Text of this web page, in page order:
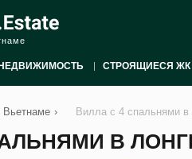
НЕДВИЖИМОСТЬ СТРОЯЩИЕСЯ ЖК
Вьетнаме › Вилла с 4 спальнями
В